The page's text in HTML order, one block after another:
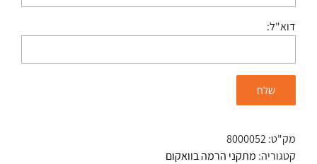
דוא"ל:
מק"ט:8000052
קטגוריה: מתקני הרמה בוואקום